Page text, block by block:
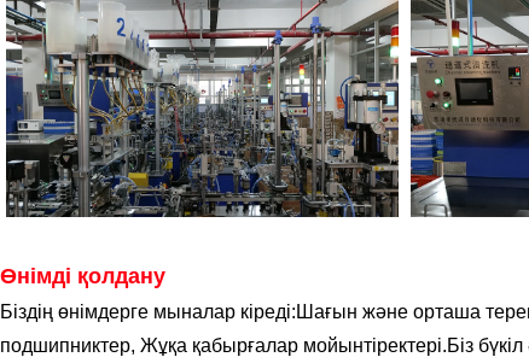
Өнімді қолдану
Біздің өнімдерге мыналар кіреді: Шағын және орташа
подшипниктер, Жұқа қабырғалар мойынтіректері.Біз